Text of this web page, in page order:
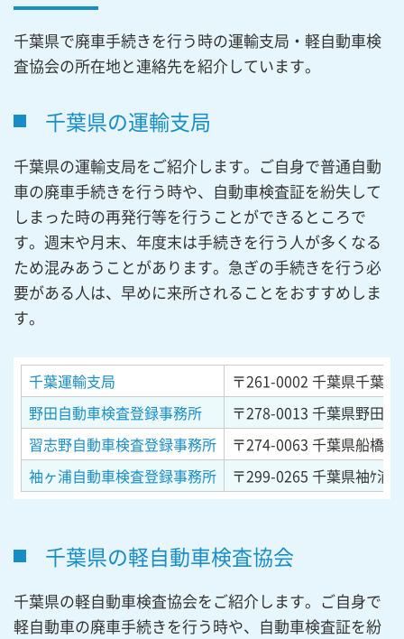
千葉県で廃車手続きを行う時の運輸支局・軽自動車検
査協会の所在地と連絡先を紹介しています。
千葉県の運輸支局
千葉県の運輸支局をご紹介します。ご自身で普通自動
車の廃車手続きを行う時や、自動車検査証を紛失して
しまった時の再発行等を行うことができるところで
す。週末や月末、年度末は手続きを行う人が多くなる
ため混みあうことがあります。急ぎの手続きを行う必
要がある人は、早めに来所されることをおすすめしま
す。
千葉運輸支局 〒261-0002 千葉県千葉
野田自動車検査登録事務所
〒278-0013 千葉県野田
習志野自動車検査登録事務所
〒274-0063 千葉県船橋
袖ヶ浦自動車検査登録事務所
〒299-0265 千葉県袖ｹ浦
千葉県の軽自動車検査協会
千葉県の軽自動車検査協会をご紹介します。ご自身で
軽自動車の廃車手続きを行う時や、自動車検査証を紛